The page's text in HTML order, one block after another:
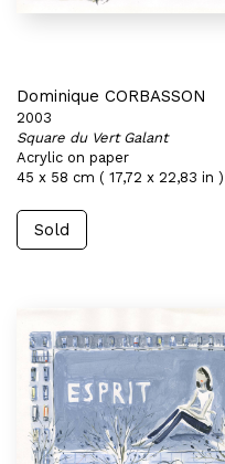
Dominique CORBASSON
2003
Square du Vert Galant
Acrylic on paper
45 x 58 cm ( 17,72 x 22,83 in )
Sold